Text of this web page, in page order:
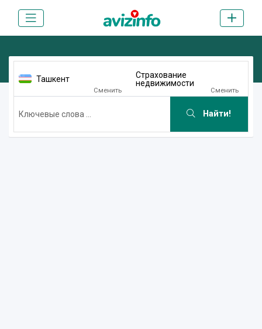
Ташкент
Сменить
Страхование
недвижимости
Сменить
Найти!